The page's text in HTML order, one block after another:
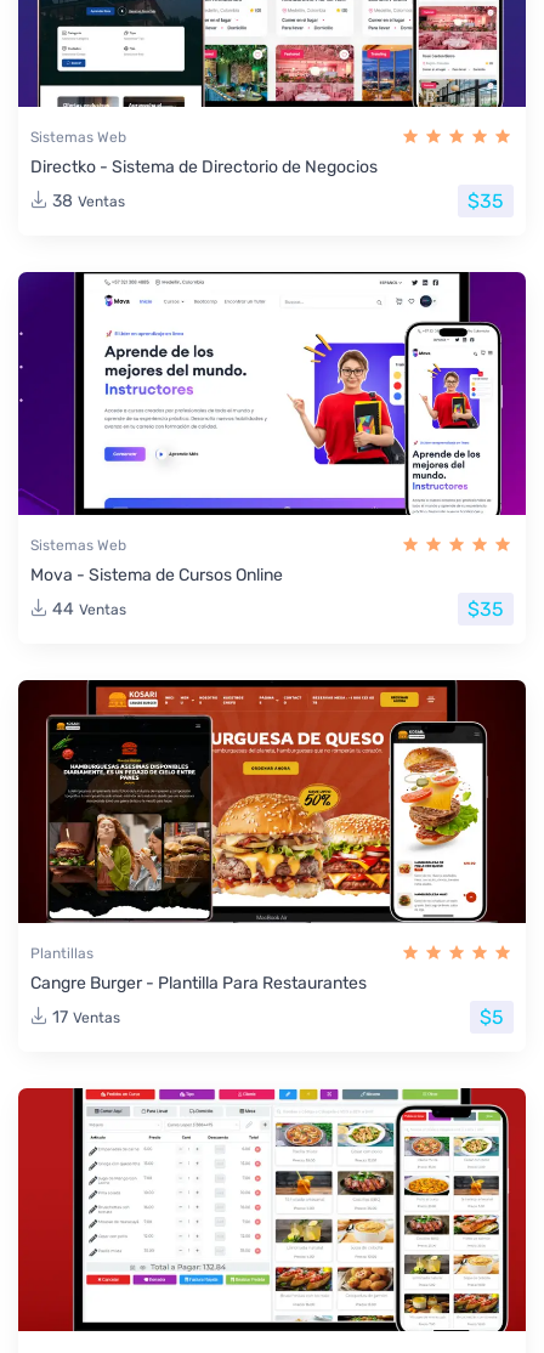
Sistemas Web
Directko - Sistema de Directorio de Negocios
38 Ventas $35
Sistemas Web
Mova - Sistema de Cursos Online
44 Ventas $35
Plantillas
Cangre Burger - Plantilla Para Restaurantes
17 Ventas $5